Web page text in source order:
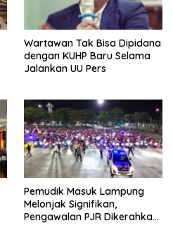
Wartawan Tak Bisa Dipidana
dengan KUHP Baru Selama
Jalankan UU Pers
Pemudik Masuk Lampung
Melonjak Signifikan,
Pengawalan PJR Dikerahkan,